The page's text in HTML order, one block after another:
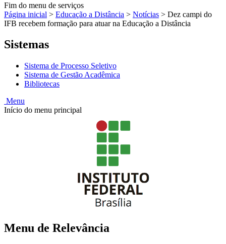
Fim do menu de serviços
Página inicial > Educação a Distância > Notícias > Dez campi do
IFB recebem formação para atuar na Educação a Distância
Sistemas
Sistema de Processo Seletivo
Sistema de Gestão Acadêmica
Bibliotecas
Menu
Início do menu principal
Menu de Relevância